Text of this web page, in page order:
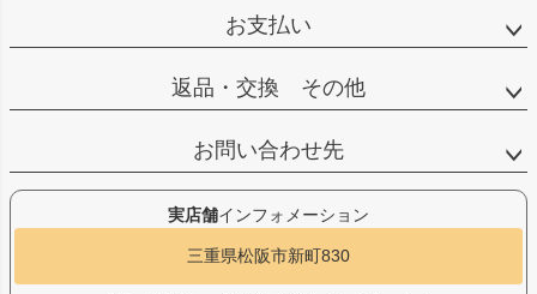
お支払い
返品・交換 その他
お問い合わせ先
実店舗インフォメーション
三重県松阪市新町830